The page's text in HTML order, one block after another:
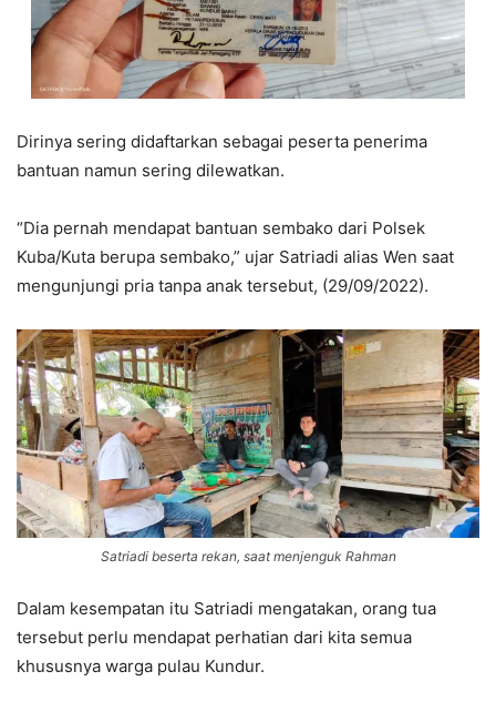
Dirinya sering didaftarkan sebagai peserta penerima
bantuan namun sering dilewatkan.
“Dia pernah mendapat bantuan sembako dari Polsek
Kuba/Kuta berupa sembako,” ujar Satriadi alias Wen saat
mengunjungi pria tanpa anak tersebut, (29/09/2022).
Satriadi beserta rekan, saat menjenguk Rahman
Dalam kesempatan itu Satriadi mengatakan, orang tua
tersebut perlu mendapat perhatian dari kita semua
khususnya warga pulau Kundur.